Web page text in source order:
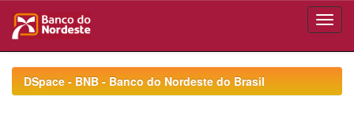
navigationDSpace - BNB - Banco do Nordeste do Brasil